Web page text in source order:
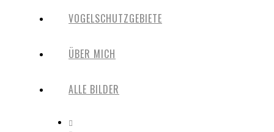
VOGELSCHUTZGEBIETE
ÜBER MICH
ALLE BILDER